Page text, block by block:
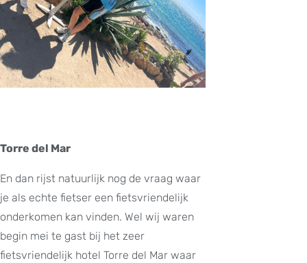
Torre del Mar
En dan rijst natuurlijk nog de vraag waar
je als echte fietser een fietsvriendelijk
onderkomen kan vinden. Wel wij waren
begin mei te gast bij het zeer
fietsvriendelijk hotel Torre del Mar waar